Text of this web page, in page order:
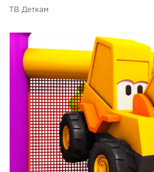
ТВ Деткам